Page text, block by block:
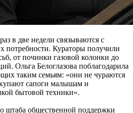
в две недели связываются с
потребности. Кураторы получили
от починки газовой колонки до
Ольга Белоглазова поблагодарила
таким семьям: «они не чураются
сапоги малышам и
бытовой техники».
штаба общественной поддержки